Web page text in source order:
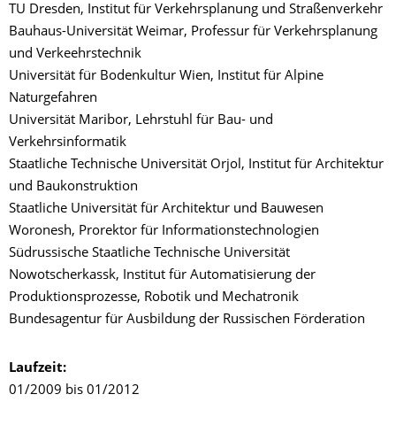
TU Dresden, Institut für Verkehrsplanung und Straßenverkehr
Bauhaus-Universität Weimar, Professur für Verkehrsplanung
und Verkeehrstechnik
Universität für Bodenkultur Wien, Institut für Alpine
Naturgefahren
Universität Maribor, Lehrstuhl für Bau- und
Verkehrsinformatik
Staatliche Technische Universität Orjol, Institut für Architektur
und Baukonstruktion
Staatliche Universität für Architektur und Bauwesen
Woronesh, Prorektor für Informationstechnologien
Südrussische Staatliche Technische Universität
Nowotscherkassk, Institut für Automatisierung der
Produktionsprozesse, Robotik und Mechatronik
Bundesagentur für Ausbildung der Russischen Förderation
Laufzeit:
01/2009 bis 01/2012